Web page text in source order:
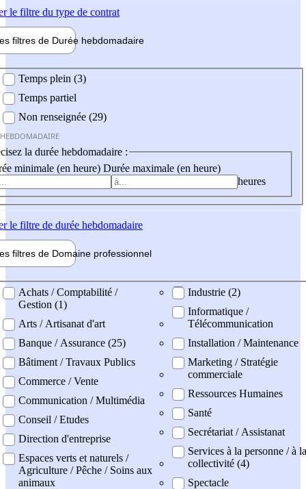
le filtre du type de contrat
filtres de Durée hebdomadaire
Temps plein (3)
Temps partiel
Non renseignée (29)
la durée hebdomadaire :
minimale (en heure) Durée maximale (en heure)
heures
le filtre de durée hebdomadaire
filtres de Domaine professionnel
professionel
Achats / Comptabilité /
Gestion (1)
Arts / Artisanat d'art
Banque / Assurance (25)
Bâtiment / Travaux Publics
Commerce / Vente
Communication / Multimédia
Conseil / Etudes
Direction d'entreprise
Espaces verts et naturels /
Agriculture / Pêche / Soins aux
animaux
Industrie (2)
Informatique /
Télécommunication
Installation / Maintenance
Marketing / Stratégie
commerciale
Ressources Humaines
Santé
Secrétariat / Assistanat
Services à la personne / à la
collectivité (4)
Spectacle